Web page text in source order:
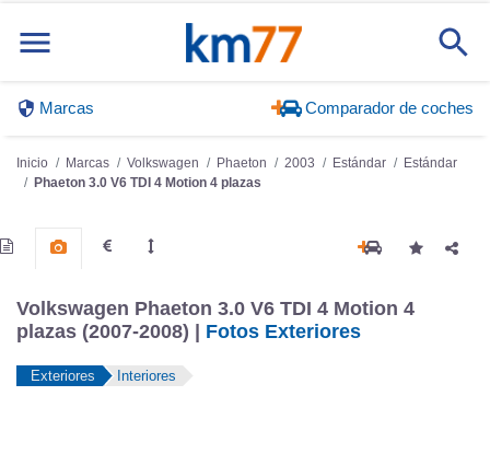
Marcas Comparador de coches
Inicio Marcas Volkswagen Phaeton 2003 Estándar
Estándar
Phaeton 3.0 V6 TDI 4 Motion 4 plazas
Volkswagen Phaeton 3.0 V6 TDI 4 Motion 4
plazas (2007-2008) | Fotos Exteriores
Exteriores Interiores